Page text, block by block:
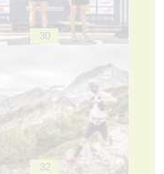
30
32